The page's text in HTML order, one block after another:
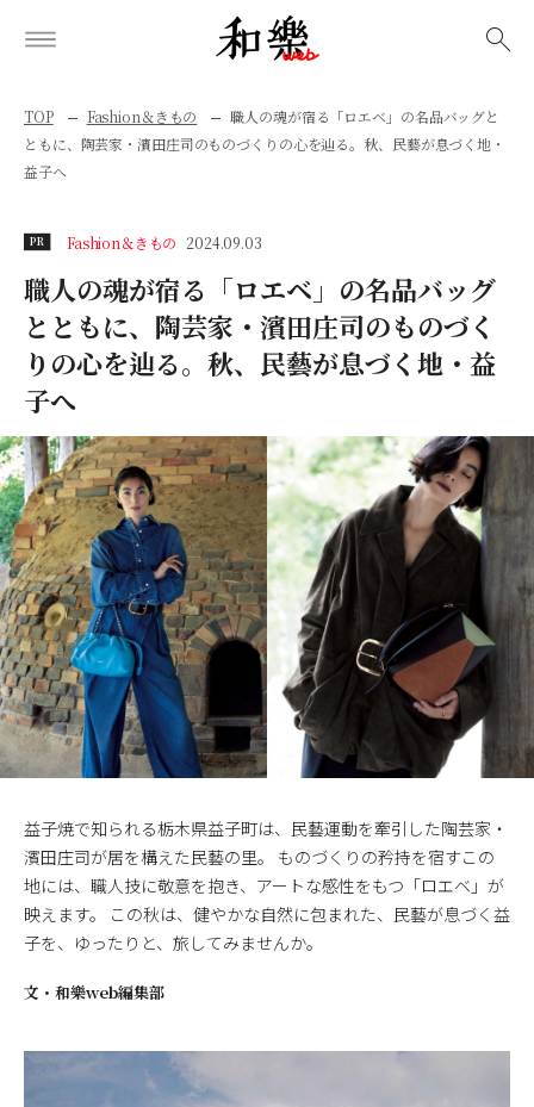
TOP Fashion＆きもの
職人の魂が宿る「ロエベ」の名品バッグと
ともに、陶芸家・濱田庄司のものづくりの心を辿る。秋、民藝が息づく地・
益子へ
PR Fashion＆きもの 2024.09.03
職人の魂が宿る「ロエベ」の名品バッグ
とともに、陶芸家・濱田庄司のものづく
りの心を辿る。秋、民藝が息づく地・益
子へ
益子焼で知られる栃木県益子町は、民藝運動を牽引した陶芸家・
濱田庄司が居を構えた民藝の里。 ものづくりの矜持を宿すこの
地には、職人技に敬意を抱き、アートな感性をもつ「ロエベ」が
映えます。 この秋は、健やかな自然に包まれた、民藝が息づく益
子を、ゆったりと、旅してみませんか。
文・ 和樂web編集部